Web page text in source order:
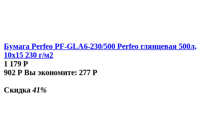
Бумага Perfeo PF-GLA6-230/500 Perfeo глянцевая 500л,
10х15 230 г/м2
1 179 Р
902 Р Вы экономите: 277 Р
Скидка41%